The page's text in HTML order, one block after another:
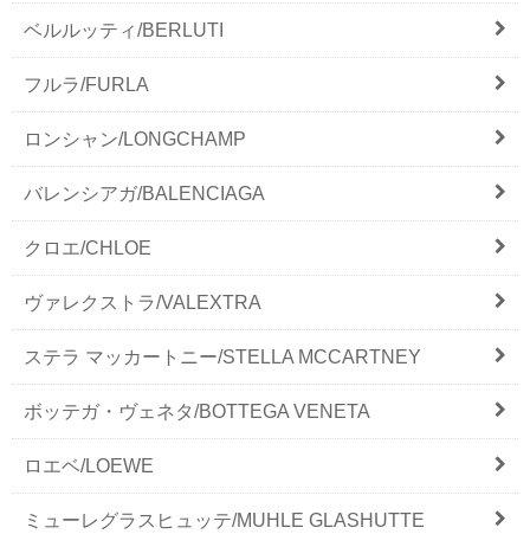
ベルルッティ/BERLUTI
フルラ/FURLA
ロンシャン/LONGCHAMP
バレンシアガ/BALENCIAGA
クロエ/CHLOE
ヴァレクストラ/VALEXTRA
ステラ マッカートニー/STELLA MCCARTNEY
ボッテガ・ヴェネタ/BOTTEGA VENETA
ロエベ/LOEWE
ミューレグラスヒュッテ/MUHLE GLASHUTTE